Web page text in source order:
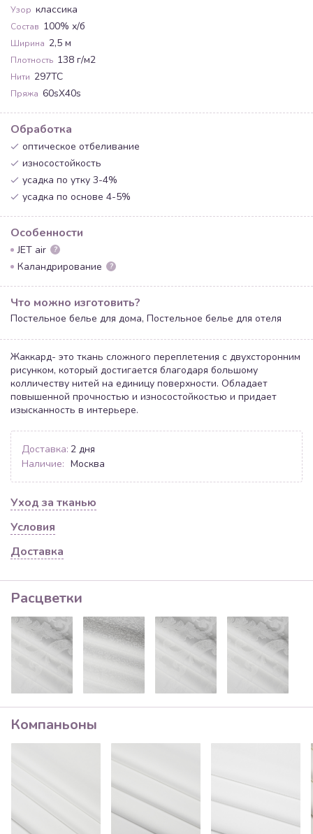
Узор классика
Состав 100% х/б
Ширина 2,5 м
Плотность 138 г/м2
Нити 297ТС
Пряжа 60sX40s
Обработка
оптическое отбеливание
износостойкость
усадка по утку 3-4%
усадка по основе 4-5%
Доставка: 2 дня
Наличие: Москва
Жаккард- это ткань сложного переплетения с двухсторонним
рисунком, который достигается благодаря большому
колличеству нитей на единицу поверхности. Обладает
повышенной прочностью и износостойкостью и придает
изысканность в интерьере.
Особенности
JET air ?
Каландрирование ?
Что можно изготовить?
Постельное белье для дома, Постельное белье для отеля
Уход за тканью
Условия
Доставка
Расцветки
Компаньоны